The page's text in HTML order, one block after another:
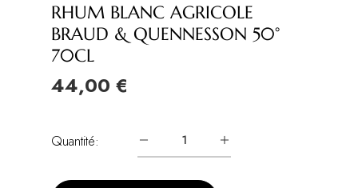
RHUM BLANC AGRICOLE
BRAUD & QUENNESSON 50°
70CL
44,00 €
Quantité: